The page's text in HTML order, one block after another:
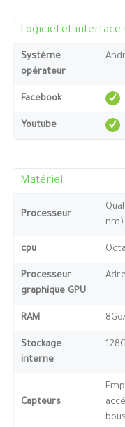
Logiciel et interface
Système
opérateur
Facebook
Youtube
Matériel
Processeur
nm)
cpu
Processeur
graphique GPU
RAM
Stockage
interne
Capteurs